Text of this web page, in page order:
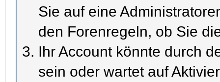
Sie auf eine
den Forenregeln, ob Sie
Ihr Account könnte durch
sein oder wartet auf